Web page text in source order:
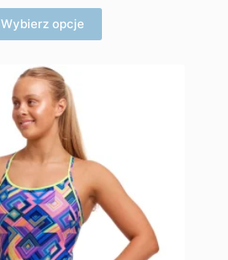
Wybierz opcje
produkt
ma
wariantów.
Opcje
można
wybrać
na
stronie
produktu